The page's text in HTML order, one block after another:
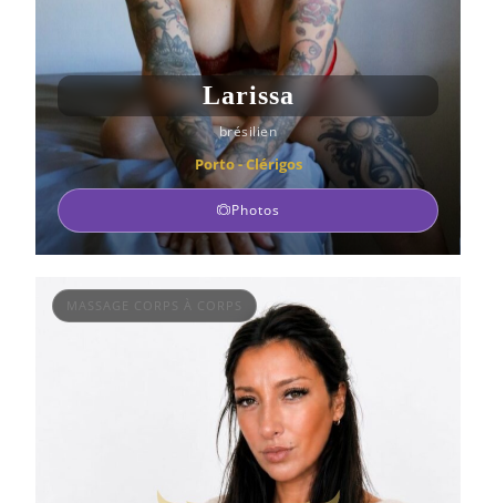
Larissa
brésilien
Porto - Clérigos
Photos